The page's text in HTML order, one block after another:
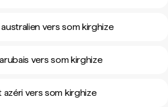
vers som kirghize
vers som kirghize
azéri vers som kirghize